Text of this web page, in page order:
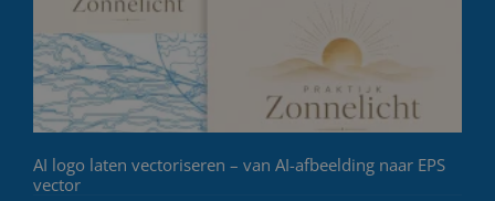
AI logo laten vectoriseren – van AI-afbeelding naar EPS
vector